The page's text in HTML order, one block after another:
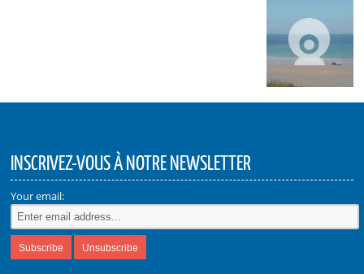
INSCRIVEZ-VOUS À NOTRE NEWSLETTER
Your email: